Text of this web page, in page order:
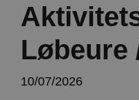
Løbeure
10/07/2026